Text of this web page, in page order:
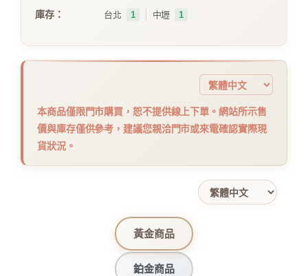
庫存： 台北 1 中壢 1
本商品僅限門市購買，恕不提供線上下單。網站所示售
價與庫存僅供參考，建議您親洽門市或來電確認實際現
貨狀況。
黃金商品
鉑金商品